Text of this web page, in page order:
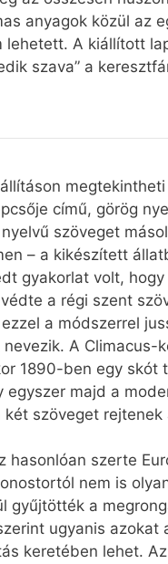
anyagok közül az
A kiállított
szava” a
című, görög
szöveget
– a kikészített
gyakorlat volt,
a régi szent
a módszerrel
A Climacus-
1890-ben egy skót
majd a
szöveget rejtenek
szerte
nem is
gyűjtötték a
ugyanis azokat
keretében lehet.